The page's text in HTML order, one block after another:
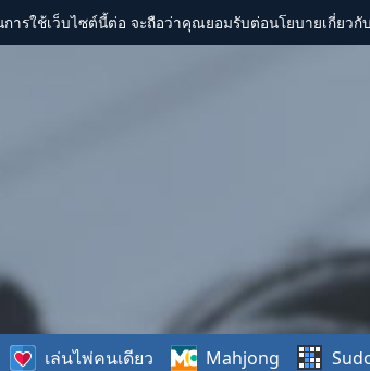
การใช้เว็บไซต์นี้ต่อ จะถือว่าคุณยอมรับต่อนโยบายเกี่ยวกั
เล่นไพ่คนเดียว Mahjong